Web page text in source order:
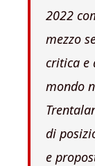
2022
mezzo
critica e
mondo
di
e